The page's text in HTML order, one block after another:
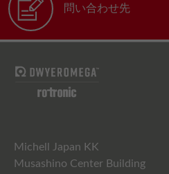
問い合わせ先
Michell Japan KK
Musashino Center Building